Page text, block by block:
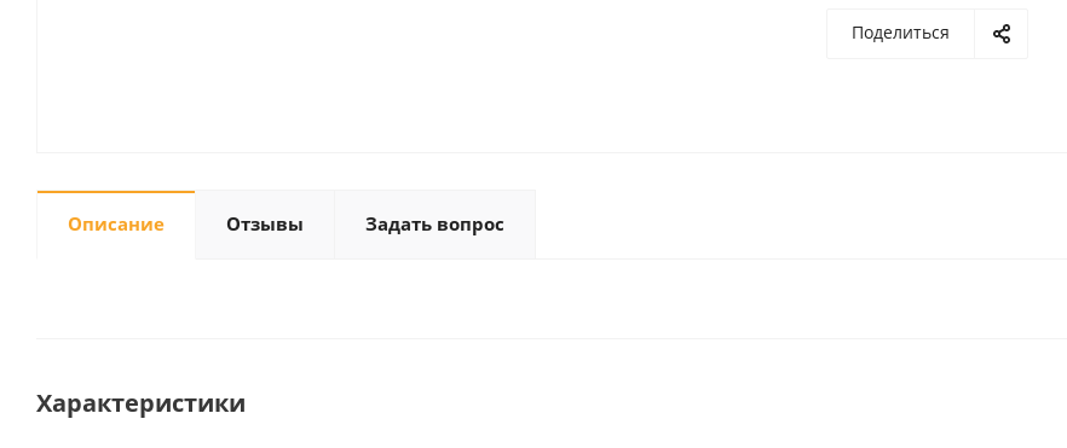
Поделиться
Описание Отзывы Задать вопрос
Характеристики